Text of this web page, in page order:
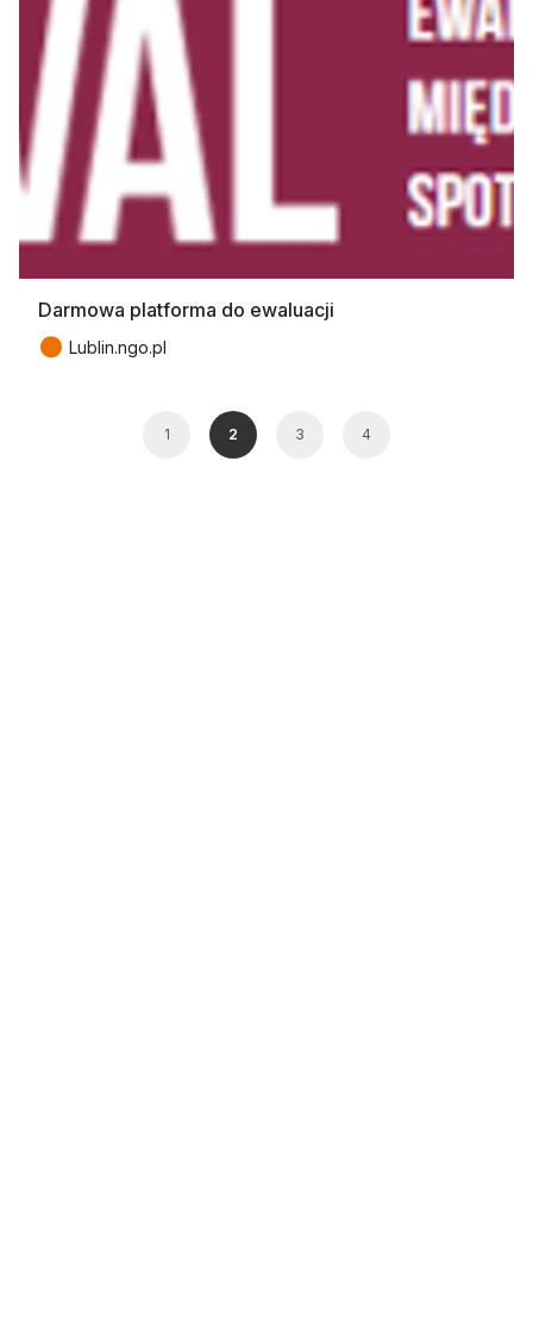
Darmowa platforma do ewaluacji
● Lublin.ngo.pl
1 2 3 4